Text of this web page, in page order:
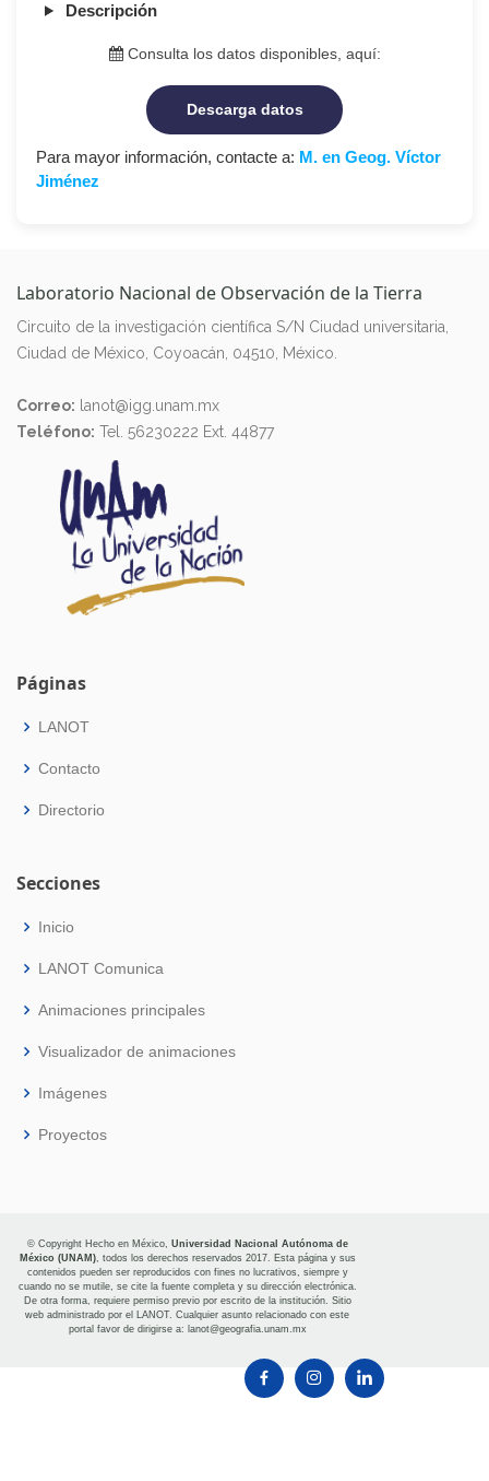
Descripción
Consulta los datos disponibles, aquí:
Descarga datos
Para mayor información, contacte a: M. en Geog. Víctor
Jiménez
Laboratorio Nacional de Observación de la Tierra
Circuito de la investigación científica S/N Ciudad universitaria,
Ciudad de México, Coyoacán, 04510, México.
Correo: lanot@igg.unam.mx
Teléfono: Tel. 56230222 Ext. 44877
Páginas
LANOT
Contacto
Directorio
Secciones
Inicio
LANOT Comunica
Animaciones principales
Visualizador de animaciones
Imágenes
Proyectos
© Copyright Hecho en México, Universidad Nacional Autónoma de
México (UNAM), todos los derechos reservados 2017. Esta página y sus
contenidos pueden ser reproducidos con fines no lucrativos, siempre y
cuando no se mutile, se cite la fuente completa y su dirección electrónica.
De otra forma, requiere permiso previo por escrito de la institución. Sitio
web administrado por el LANOT. Cualquier asunto relacionado con este
portal favor de dirigirse a: lanot@geografia.unam.mx